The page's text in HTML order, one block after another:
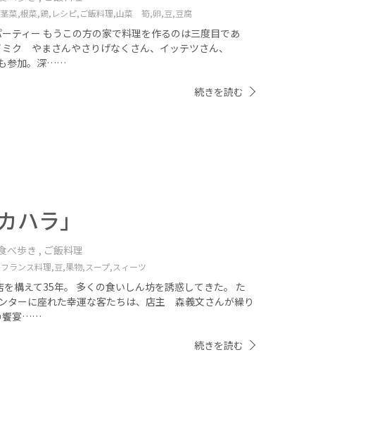
菜,根菜,鶏, レシピ,ご飯料理,山菜 筍,卵,豆,豆腐
ティー もうこの方の家で料理を作るのは三度目であ
ク やまさんやさりげなくさん、イッテツさん、
参加。深……
続きを読む
ハラ」
べ歩き , ご飯料理
フランス料理,豆,果物,スープ,スィーツ
を構えて35年。 多くの食いしん坊を誘惑してきた。 た
ターに座れた幸運な客たちは、店主 森義文さんが繰り
饗宴……
続きを読む